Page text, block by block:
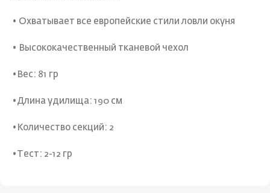
• Охватывает все европейские стили ловли окуня
• Высококачественный тканевой чехол
•Вес: 81 гр
•Длина удилища: 190 см
•Количество секций: 2
•Тест: 2-12 гр